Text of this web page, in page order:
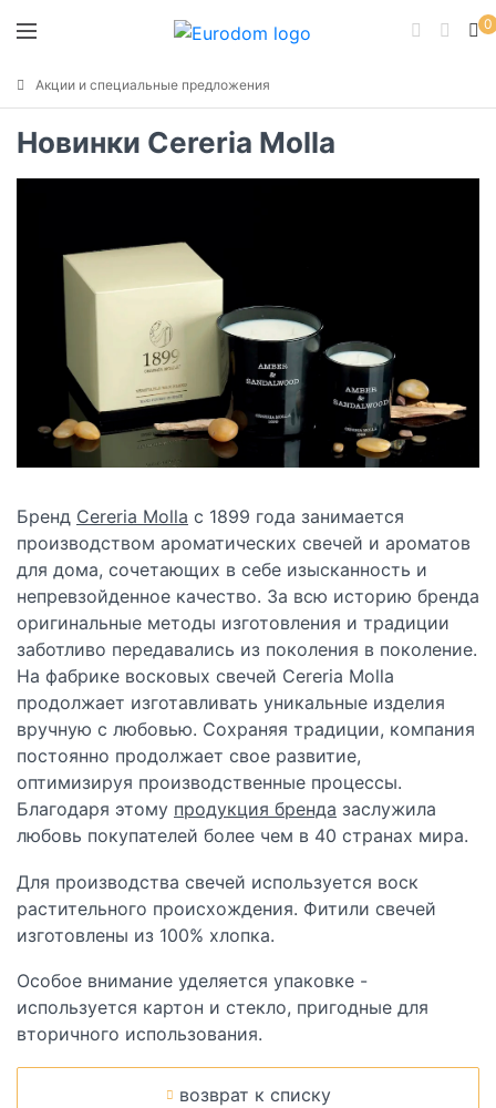
0
Акции и специальные предложения
Новинки Cereria Molla
Бренд Cereria Molla с 1899 года занимается
производством ароматических свечей и ароматов
для дома, сочетающих в себе изысканность и
непревзойденное качество. За всю историю бренда
оригинальные методы изготовления и традиции
заботливо передавались из поколения в поколение.
На фабрике восковых свечей Cereria Molla
продолжает изготавливать уникальные изделия
вручную с любовью. Сохраняя традиции, компания
постоянно продолжает свое развитие,
оптимизируя производственные процессы.
Благодаря этому продукция бренда заслужила
любовь покупателей более чем в 40 странах мира.
Для производства свечей используется воск
растительного происхождения. Фитили свечей
изготовлены из 100% хлопка.
Особое внимание уделяется упаковке -
используется картон и стекло, пригодные для
вторичного использования.
возврат к списку